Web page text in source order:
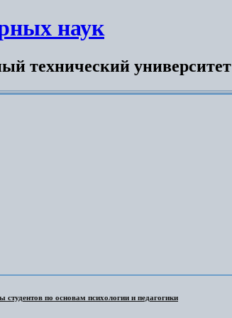
наук
технический университет
по основам психологии и педагогики